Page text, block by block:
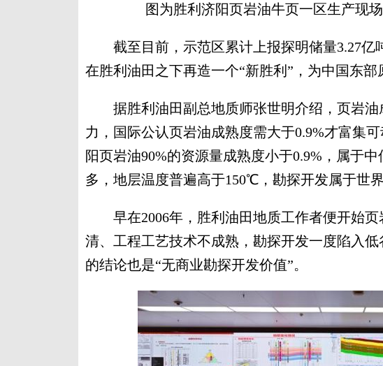
图为胜利济阳页岩油牛页一区生产现
截至目前，示范区累计上报探明储量3.27亿
在胜利油田之下再造一个“新胜利”，为中国东部
据胜利油田副总地质师张世明介绍，页岩油
力，国际公认页岩油成熟度需大于0.9%才富集
阳页岩油90%的资源量成熟度小于0.9%，属于
多，地层温度普遍高于150℃，勘探开发属于世
早在2006年，胜利油田地质工作者便开始页
清、工程工艺技术不成熟，勘探开发一度陷入
的结论也是“无商业勘探开发价值”。